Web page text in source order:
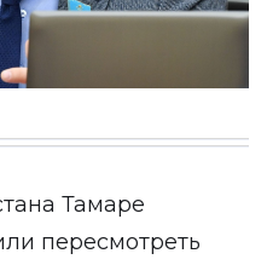
Тамаре
пересмотреть